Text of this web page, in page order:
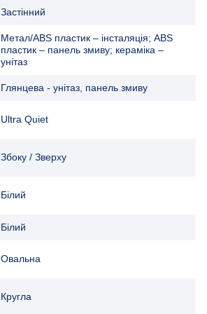
Застінний
Метал/ABS пластик – інсталяція; ABS
пластик – панель змиву; кераміка –
унітаз
Глянцева - унітаз, панель змиву
Ultra Quiet
Збоку / Зверху
Білий
Білий
Овальна
Кругла